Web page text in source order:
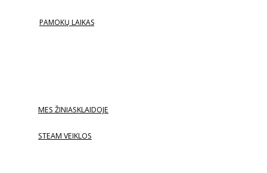
PAMOKŲ LAIKAS
MES ŽINIASKLAIDOJE
STEAM VEIKLOS